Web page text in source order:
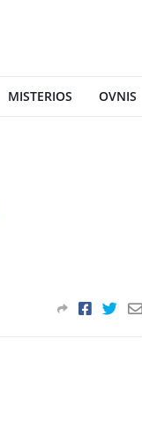
MISTERIOS OVNIS